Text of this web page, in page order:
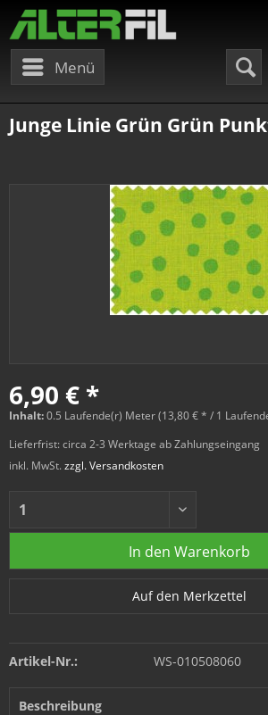
Menü
Junge Linie Grün Grün
6,90 € *
Inhalt:0.5 Laufende(r) Meter (13,80 € * / 1
Lieferfrist: circa 2-3 Werktage ab Zahlungseingang
inkl. MwSt. zzgl. Versandkosten
In den Warenkorb
Auf den Merkzettel
Artikel-Nr.: WS-010508060
Beschreibung